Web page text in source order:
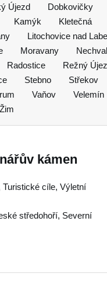
Újezd Dobkovičky
Kamýk Kletečná
Litochovice nad
Moravany
Radostice Režný
Stebno Střekov
Vaňov Velemín
Žim
kámen
Turistické cíle, Výletní
středohoří, Severní